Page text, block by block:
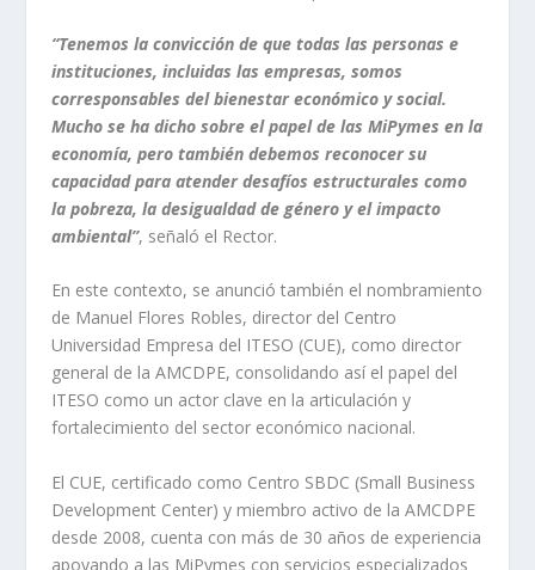
“Tenemos la convicción de que todas las personas e
instituciones, incluidas las empresas, somos
corresponsables del bienestar económico y social.
Mucho se ha dicho sobre el papel de las MiPymes en la
economía, pero también debemos reconocer su
capacidad para atender desafíos estructurales como
la pobreza, la desigualdad de género y el impacto
ambiental”, señaló el Rector.
En este contexto, se anunció también el nombramiento
de Manuel Flores Robles, director del Centro
Universidad Empresa del ITESO (CUE), como director
general de la AMCDPE, consolidando así el papel del
ITESO como un actor clave en la articulación y
fortalecimiento del sector económico nacional.
El CUE, certificado como Centro SBDC (Small Business
Development Center) y miembro activo de la AMCDPE
desde 2008, cuenta con más de 30 años de experiencia
apoyando a las MiPymes con servicios especializados